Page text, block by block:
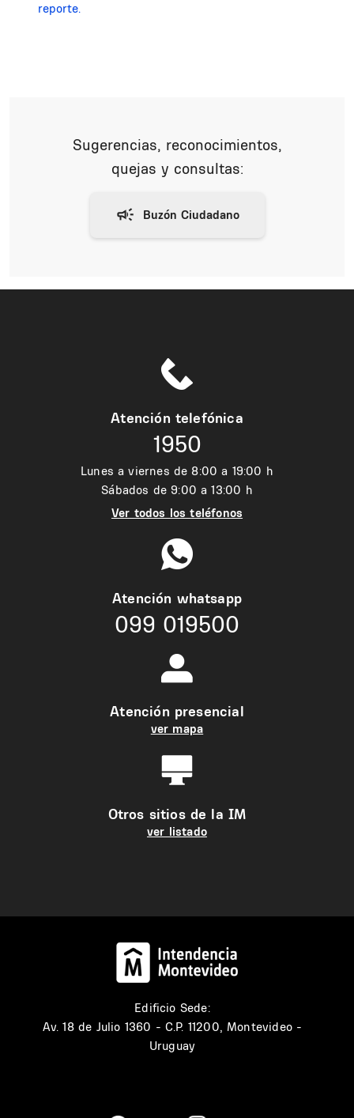
reporte.
Sugerencias, reconocimientos,
quejas y consultas:
Atención telefónica
1950
Lunes a viernes de 8:00 a 19:00 h
Sábados de 9:00 a 13:00 h
Ver todos los teléfonos
Atención whatsapp
099 019500
Atención presencial
ver mapa
Otros sitios de la IM
ver listado
Edificio Sede:
Av. 18 de Julio 1360 - C.P. 11200, Montevideo -
Uruguay